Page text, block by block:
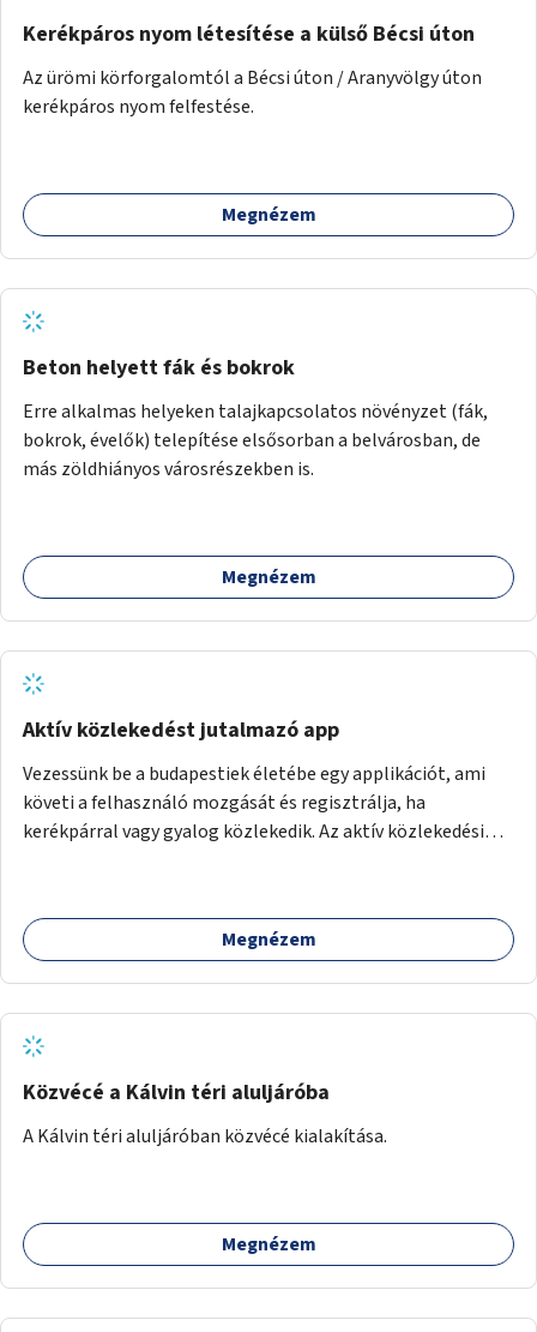
Kerékpáros nyom létesítése a külső Bécsi úton
Az ürömi körforgalomtól a Bécsi úton / Aranyvölgy úton
kerékpáros nyom felfestése.
Megnézem
Beton helyett fák és bokrok
Erre alkalmas helyeken talajkapcsolatos növényzet (fák,
bokrok, évelők) telepítése elsősorban a belvárosban, de
más zöldhiányos városrészekben is.
Megnézem
Aktív közlekedést jutalmazó app
Vezessünk be a budapestiek életébe egy applikációt, ami
követi a felhasználó mozgását és regisztrálja, ha
kerékpárral vagy gyalog közlekedik. Az aktív közlekedési
felhasználó.
Megnézem
Közvécé a Kálvin téri aluljáróba
A Kálvin téri aluljáróban közvécé kialakítása.
Megnézem